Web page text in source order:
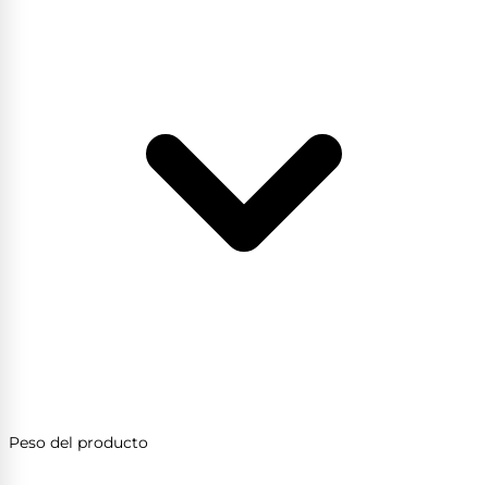
Peso del producto